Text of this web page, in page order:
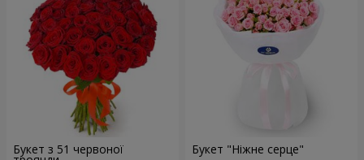
Букет з 51 червоної Букет "Ніжне серце"